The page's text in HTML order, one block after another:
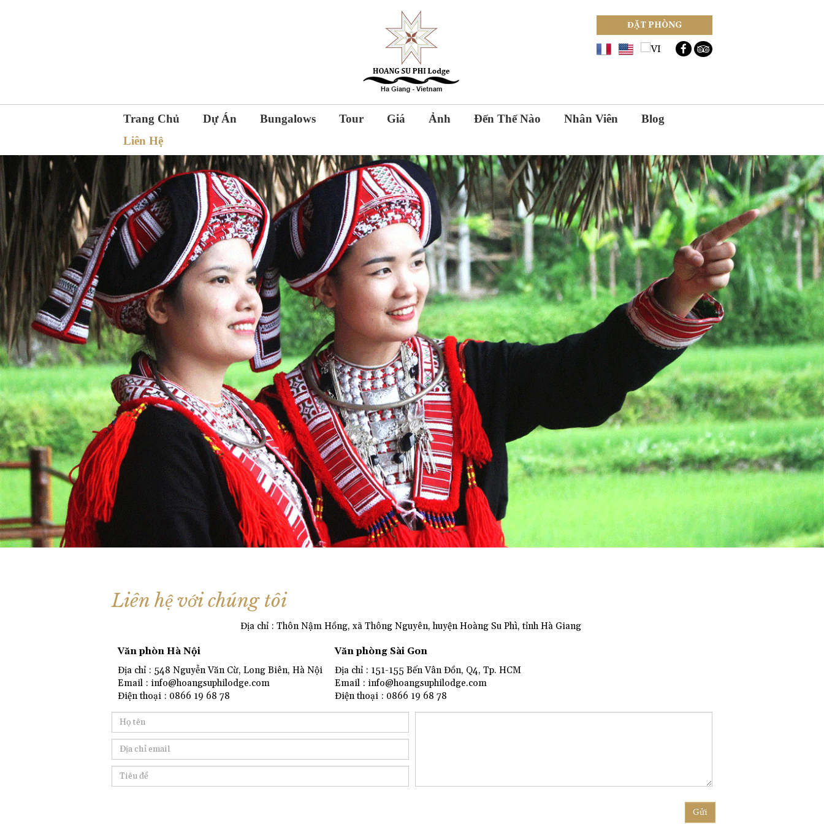
ĐẶT PHÒNG
Trang Chủ Dự Án Bungalows Tour Giá Ảnh Đến Thế Nào Nhân Viên
Blog
Liên Hệ
Liên hệ với chúng tôi
Địa chỉ : Thôn Nậm Hồng, xã Thông Nguyên, huyện Hoàng Su Phì, tỉnh Hà Giang
Văn phòn Hà Nội
Địa chỉ : 548 Nguyễn Văn Cừ, Long Biên, Hà Nội
Email : info@hoangsuphilodge.com
Điện thoại : 0866 19 68 78
Văn phòng Sài Gon
Địa chỉ : 151-155 Bến Vân Đồn, Q4, Tp. HCM
Email : info@hoangsuphilodge.com
Điện thoại : 0866 19 68 78
Gửi